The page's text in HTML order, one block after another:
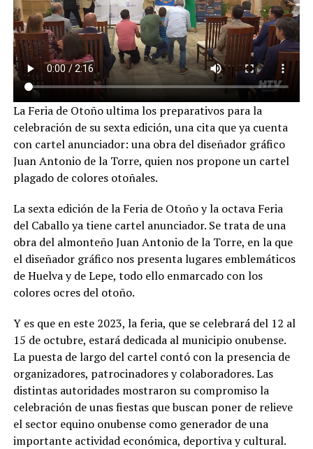
La Feria de Otoño ultima los preparativos para la
celebración de su sexta edición, una cita que ya cuenta
con cartel anunciador: una obra del diseñador gráfico
Juan Antonio de la Torre, quien nos propone un cartel
plagado de colores otoñales.
La sexta edición de la Feria de Otoño y la octava Feria
del Caballo ya tiene cartel anunciador. Se trata de una
obra del almonteño Juan Antonio de la Torre, en la que
el diseñador gráfico nos presenta lugares emblemáticos
de Huelva y de Lepe, todo ello enmarcado con los
colores ocres del otoño.
Y es que en este 2023, la feria, que se celebrará del 12 al
15 de octubre, estará dedicada al municipio onubense.
La puesta de largo del cartel contó con la presencia de
organizadores, patrocinadores y colaboradores. Las
distintas autoridades mostraron su compromiso la
celebración de unas fiestas que buscan poner de relieve
el sector equino onubense como generador de una
importante actividad económica, deportiva y cultural.